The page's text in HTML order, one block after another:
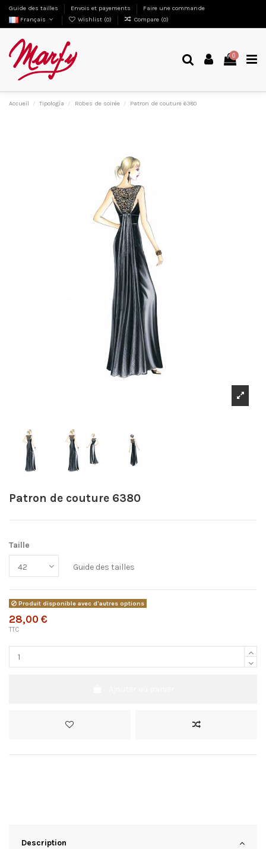
Guide des tailles Envois et payements
Faire une commande
Français
Wishlist (0) Compare (0)
0
Accueil Tipologia Robes de soirée Patron de couture 6380
Patron de couture 6380
Taille
Guide des tailles
Produit disponible avec d'autres options
28,00 €
TTC
Description